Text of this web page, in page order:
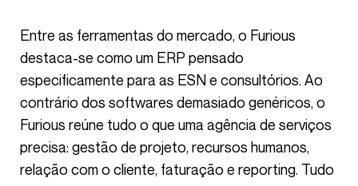
Entre as ferramentas do mercado, o Furious
destaca-se como um ERP pensado
especificamente para as ESN e consultórios. Ao
contrário dos softwares demasiado genéricos, o
Furious reúne tudo o que uma agência de serviços
precisa: gestão de projeto, recursos humanos,
relação com o cliente, faturação e reporting. Tudo